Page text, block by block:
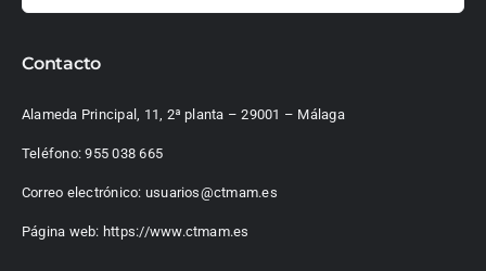
Contacto
Alameda Principal, 11, 2ª planta – 29001 – Málaga
Teléfono:955 038 665
Correo electrónico: usuarios@ctmam.es
Página web: https://www.ctmam.es